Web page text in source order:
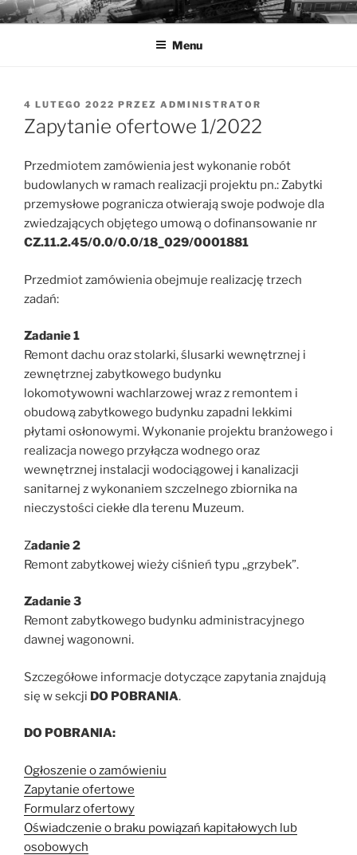
Przejdź
do
MUZEA TECHNIKI
Ochrona zabytków techniki
Menu
OPUBLIKOWANE
W
4 LUTEGO 2022 PRZEZ ADMINISTRATOR
Zapytanie ofertowe 1/2022
Przedmiotem zamówienia jest wykonanie robót
budowlanych w ramach realizacji projektu pn.: Zabytki
przemysłowe pogranicza otwierają swoje podwoje dla
zwiedzających objętego umową o dofinansowanie nr
CZ.11.2.45/0.0/0.0/18_029/0001881
Przedmiot zamówienia obejmuje realizację trzech
zadań:
Zadanie 1
Remont dachu oraz stolarki, ślusarki wewnętrznej i
zewnętrznej zabytkowego budynku
lokomotywowni wachlarzowej wraz z remontem i
obudową zabytkowego budynku zapadni lekkimi
płytami osłonowymi. Wykonanie projektu branżowego i
realizacja nowego przyłącza wodnego oraz
wewnętrznej instalacji wodociągowej i kanalizacji
sanitarnej z wykonaniem szczelnego zbiornika na
nieczystości ciekłe dla terenu Muzeum.
Zadanie 2
Remont zabytkowej wieży ciśnień typu „grzybek”.
Zadanie 3
Remont zabytkowego budynku administracyjnego
dawnej wagonowni.
Szczegółowe informacje dotyczące zapytania znajdują
się w sekcji DO POBRANIA.
DO POBRANIA:
Ogłoszenie o zamówieniu
Zapytanie ofertowe
Formularz ofertowy
Oświadczenie o braku powiązań kapitałowych lub
osobowych